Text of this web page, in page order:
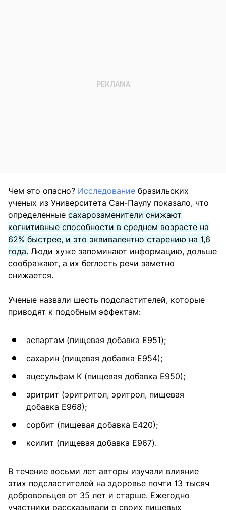
Чем это опасно? Исследование бразильских
ученых из Университета Сан-Паулу показало, что
определенные сахарозаменители снижают
когнитивные способности в среднем возрасте на
62% быстрее, и это эквивалентно старению на 1,6
года. Люди хуже запоминают информацию, дольше
соображают, а их беглость речи заметно
снижается.
Ученые назвали шесть подсластителей, которые
приводят к подобным эффектам:
аспартам (пищевая добавка E951);
сахарин (пищевая добавка Е954);
ацесульфам К (пищевая добавка Е950);
эритрит (эритритол, эритрол, пищевая
добавка Е968);
сорбит (пищевая добавка Е420);
ксилит (пищевая добавка E967).
В течение восьми лет авторы изучали влияние
этих подсластителей на здоровье почти 13 тысяч
добровольцев от 35 лет и старше. Ежегодно
участники рассказывали о своих пищевых